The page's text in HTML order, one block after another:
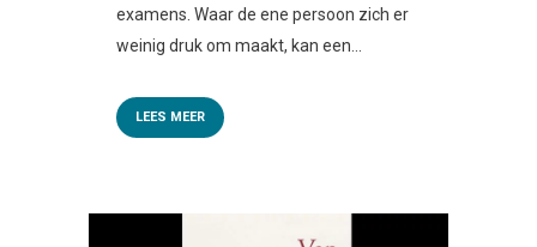
examens. Waar de ene persoon zich er
weinig druk om maakt, kan een...
LEES MEER